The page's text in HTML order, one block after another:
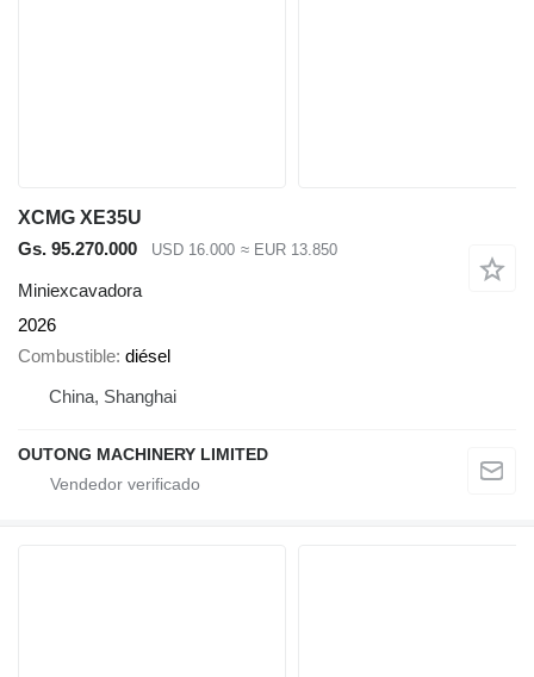
XCMG XE35U
Gs. 95.270.000
USD 16.000 ≈ EUR 13.850
Miniexcavadora
2026
Combustible diésel
China, Shanghai
OUTONG MACHINERY LIMITED